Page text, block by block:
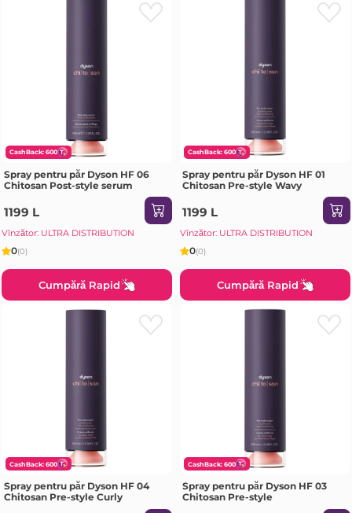
CashBack: 600
Spray pentru păr Dyson HF 06
Chitosan Post-style serum
1199 L
Vînzător: ULTRA DISTRIBUTION
0(0)
Cumpără Rapid
CashBack: 600
Spray pentru păr Dyson HF 01
Chitosan Pre-style Wavy
1199 L
Vînzător: ULTRA DISTRIBUTION
0(0)
Cumpără Rapid
CashBack: 600
Spray pentru păr Dyson HF 04
Chitosan Pre-style Curly
CashBack: 600
Spray pentru păr Dyson HF 03
Chitosan Pre-style